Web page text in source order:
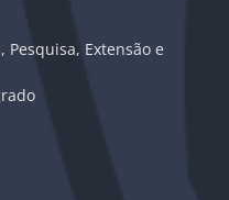
Pesquisa, Extensão e